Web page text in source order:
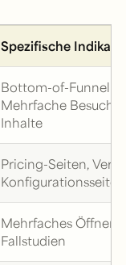
Spezifische
Bottom-of-Funnel
Mehrfache Besuche
Inhalte
Pricing-Seiten,
Konfigurationsseiten
Mehrfaches Öffnen,
Fallstudien